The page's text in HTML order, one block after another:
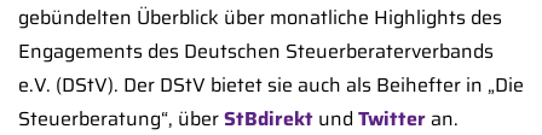
gebündelten Überblick über monatliche Highlights des
Engagements des Deutschen Steuerberaterverbands
e.V. (DStV). Der DStV bietet sie auch als Beihefter in „Die
Steuerberatung“, überStBdirekt und Twitteran.